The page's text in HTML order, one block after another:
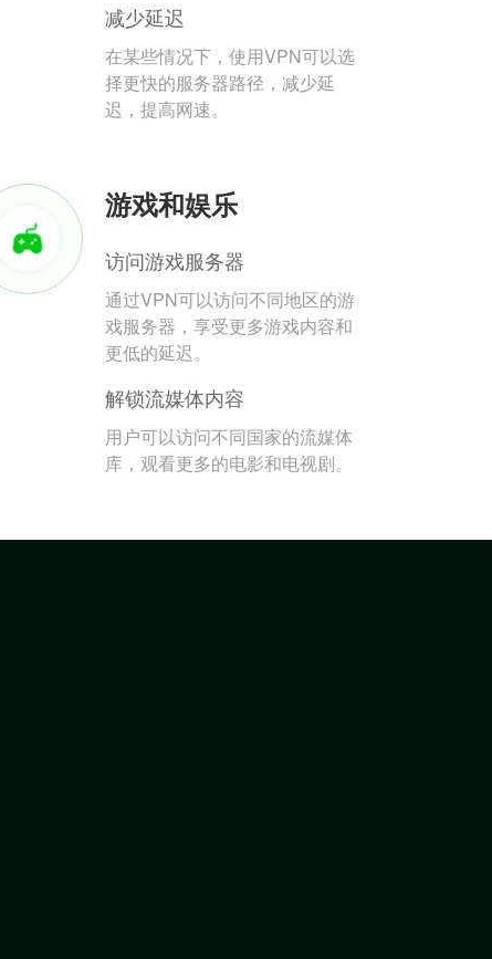
减少延迟
在某些情况下，使用VPN可以选
择更快的服务器路径，减少延
迟，提高网速。
游戏和娱乐
访问游戏服务器
通过VPN可以访问不同地区的游
戏服务器，享受更多游戏内容和
更低的延迟。
解锁流媒体内容
用户可以访问不同国家的流媒体
库，观看更多的电影和电视剧。